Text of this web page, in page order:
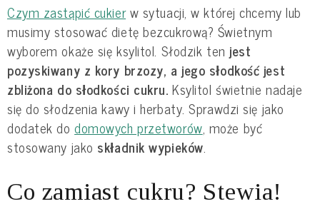
Czym zastąpić cukierw sytuacji, w której chcemy lub
musimy stosować dietę bezcukrową? Świetnym
wyborem okaże się ksylitol. Słodzik ten jest
pozyskiwany z kory brzozy, a jego słodkość jest
zbliżona do słodkości cukru. Ksylitol świetnie nadaje
się do słodzenia kawy i herbaty. Sprawdzi się jako
dodatek dodomowych przetworów, może być
stosowany jako składnik wypieków.
Co zamiast cukru? Stewia!